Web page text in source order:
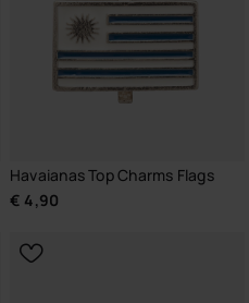
Havaianas Top Charms Flags
€ 4,90